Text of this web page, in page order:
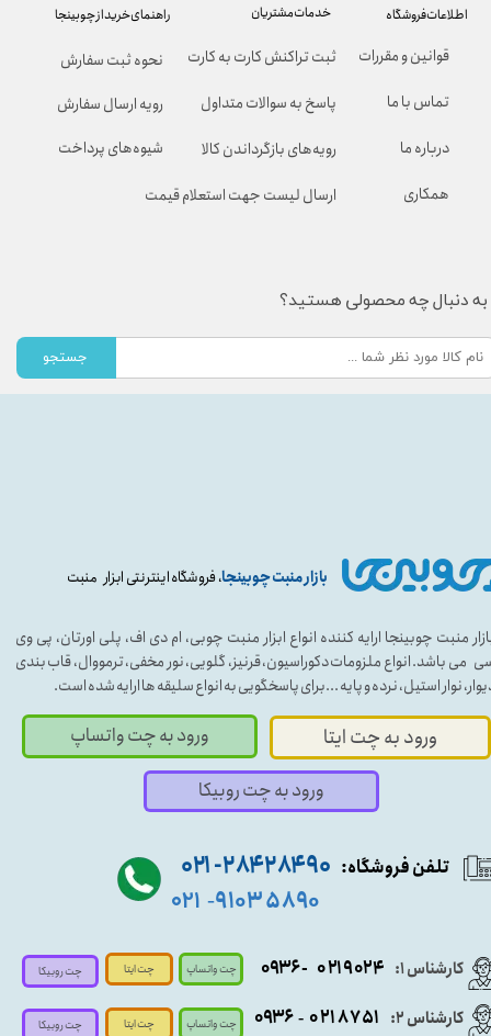
بازار منبت چوبینجا، فروشگاه اینترنتی ابزار منبت
منبت چوبینجا ارایه کننده انواع ابزار منبت چوبی، ام دی اف، پلی اورتان، پی وی
می باشد. انواع ملزومات دکوراسیون، قرنیز، گلویی، نور مخفی، ترمووال، قاب بندی
نوار استیل، نرده و پایه ...برای پاسخگویی به انواع سلیقه ها ارایه شده است.
کارشناس ۱: ۰۲۱۹۰۲۴ - ۰۹۳۶
ورود به چت ایتا ورود به چت واتساپ
تلفن فروشگاه: ۹۰ ۲۸۴ ۲۸۴- ۰۲۱
۵۸۹۰ ۹۱۰۳ -۰۲۱
کارشناس ۲: ۰۲۱۸۷۵۱ - ۰۹۳۶
ورود به چت روبیکا
چت واتساپ
چت واتساپ
چت ایتا
چت ایتا
چت روبیکا
چت روبیکا
راهنمای خرید از چوبینجا
نحوه ثبت سفارش
رویه ارسال سفارش
شیوه‌های پرداخت
خدمات مشتریان
ثبت تراکنش کارت به کارت
پاسخ به سوالات متداول
رویه‌های بازگرداندن کالا
ارسال لیست جهت استعلام قیمت
اطلاعات فروشگاه
قوانین و مقررات
تماس با ما
درباره ما
همکاری
به دنبال چه محصولی هستید؟
جستجو